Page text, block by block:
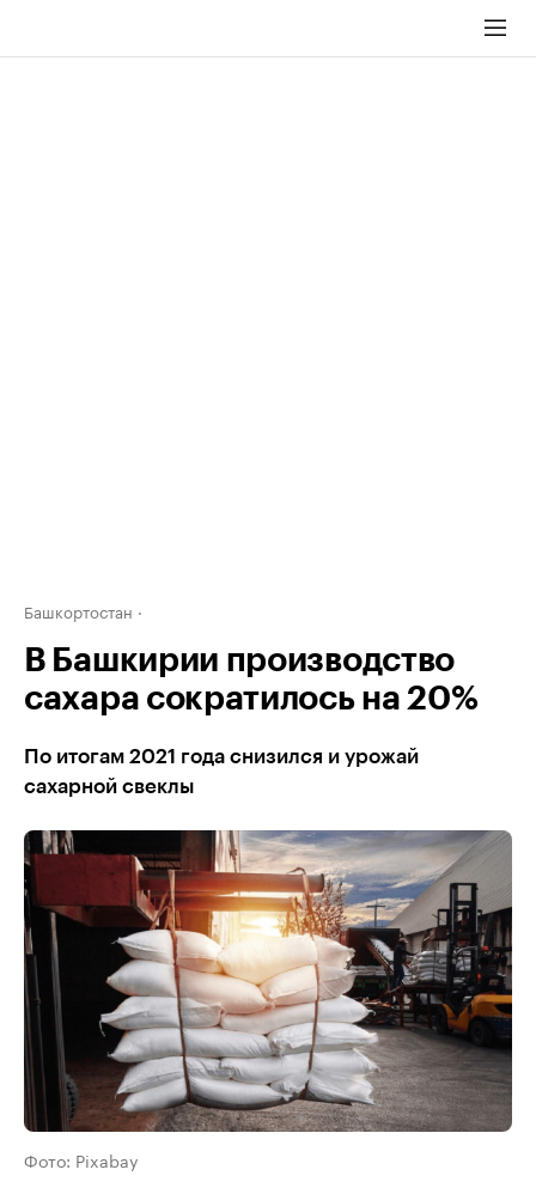
Башкортостан
В Башкирии производство
сахара сократилось на 20%
По итогам 2021 года снизился и урожай
сахарной свеклы
Фото: Pixabay